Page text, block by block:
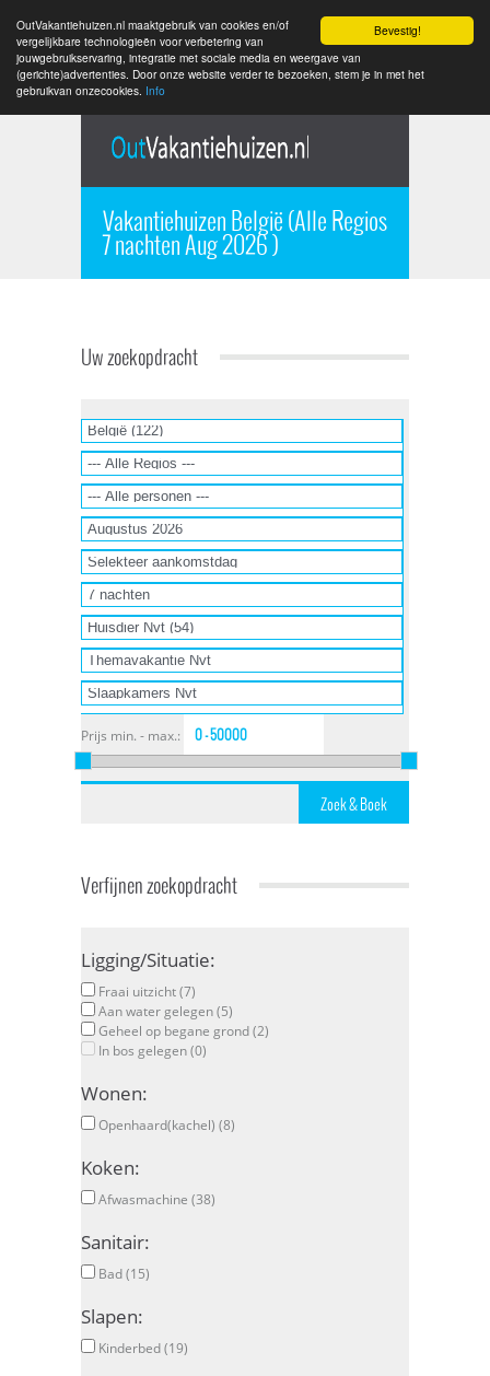
Bevestig!
OutVakantiehuizen.nl maaktgebruik van cookies en/of
vergelijkbare technologieën voor verbetering van
jouwgebruikservaring, integratie met sociale media en weergave van
(gerichte)advertenties. Door onze website verder te bezoeken, stem je in met het
gebruikvan onzecookies. Info
Vakantiehuizen België (Alle Regios
7 nachten Aug 2026 )
Uw zoekopdracht
Prijs min. - max.:
Verfijnen zoekopdracht
Ligging/Situatie:
Fraai uitzicht (7)
Aan water gelegen (5)
Geheel op begane grond (2)
In bos gelegen (0)
Wonen:
Openhaard(kachel) (8)
Koken:
Afwasmachine (38)
Sanitair:
Bad (15)
Slapen:
Kinderbed (19)